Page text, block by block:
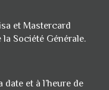
et Mastercard
Société Générale.
et à l’heure de